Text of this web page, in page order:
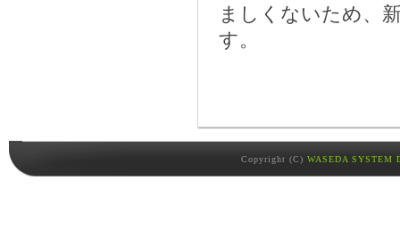
ましくないため、
す。
Copyright (C) WASEDA SYSTEM